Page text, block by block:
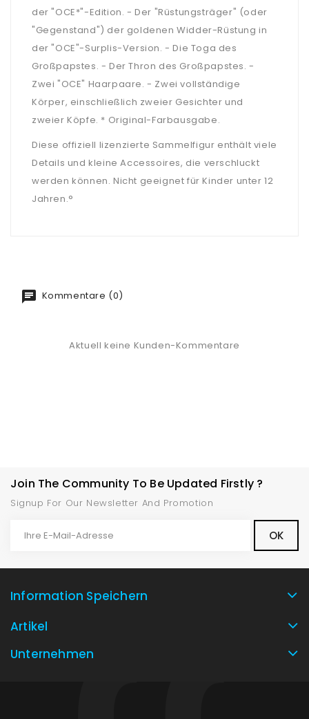
der "OCE*"-Edition. - Der "Rüstungsträger" (oder
"Gegenstand") der goldenen Widder-Rüstung in
der "OCE"-Surplis-Version. - Die Toga des
Großpapstes. - Der Thron des Großpapstes. -
Zwei "OCE" Haarpaare. - Zwei vollständige
Körper, einschließlich zweier Gesichter und
zweier Köpfe. * Original-Farbausgabe.
Diese offiziell lizenzierte Sammelfigur enthält viele
Details und kleine Accessoires, die verschluckt
werden können. Nicht geeignet für Kinder unter 12
Jahren.°
Kommentare (0)
Aktuell keine Kunden-Kommentare
Join The Community To Be Updated Firstly ?
Signup For Our Newsletter And Promotion
Information Speichern
Artikel
Unternehmen